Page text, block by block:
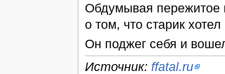
Обдумывая
о том, что старик
Он поджег себя и
Источник: ffatal.ru